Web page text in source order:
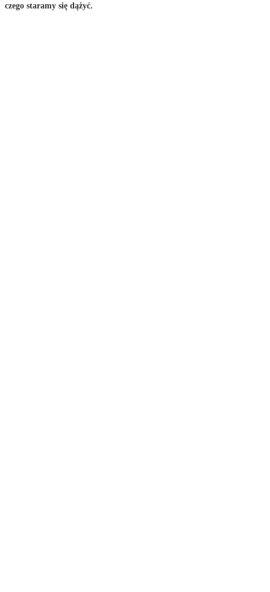
czego staramy się dążyć.